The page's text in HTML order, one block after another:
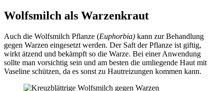
Wolfsmilch als Warzenkraut
Auch die Wolfsmilch Pflanze (Euphorbia) kann zur Behandlung
gegen Warzen eingesetzt werden. Der Saft der Pflanze ist giftig,
wirkt ätzend und bekämpft so die Warze. Bei einer Anwendung
sollte man vorsichtig sein und am besten die umliegende Haut mit
Vaseline schützen, da es sonst zu Hautreizungen kommen kann.